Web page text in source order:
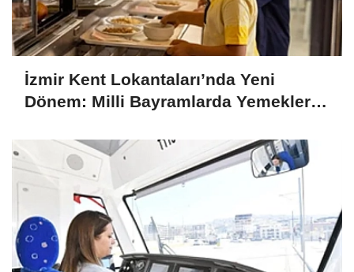
İzmir Kent Lokantaları’nda Yeni
Dönem: Milli Bayramlarda Yemekler